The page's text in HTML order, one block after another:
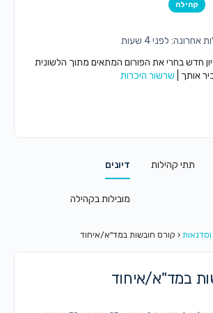
קהילה
אחרונה: לפני 4 שעות
חדש בחרי את הפורום המתאים מתוך הלשונית
אותך | שרשור היכרות
תתי קהילות דיונים
מובילות בקהילה
‹ קורס חובשות במד"א/איחוד
במד"א/איחוד